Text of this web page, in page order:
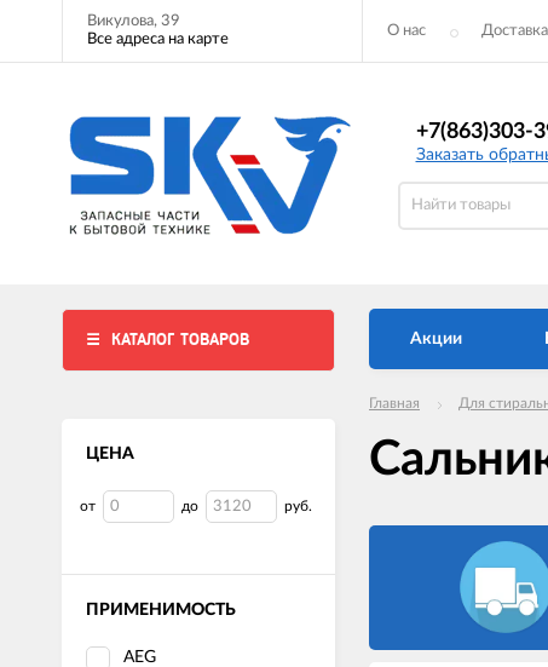
Викулова, 39
Все адреса на карте
О нас Доставка
+7(863)303-
Заказать
КАТАЛОГ ТОВАРОВ
ЦЕНА
от до руб.
ПРИМЕНИМОСТЬ
AEG
Акции
Главная Для